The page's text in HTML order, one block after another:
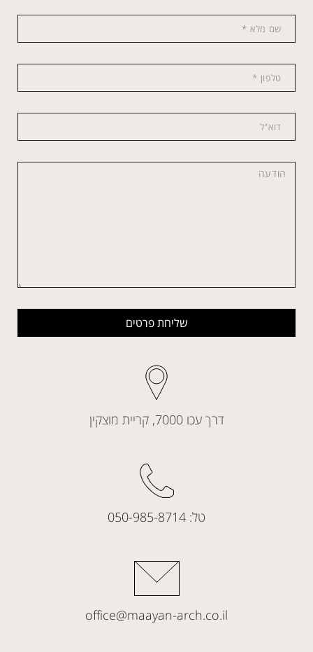
שליחת פרטים
דרך עכו 7000, קריית מוצקין
טל: 050-985-8714
office@maayan-arch.co.il